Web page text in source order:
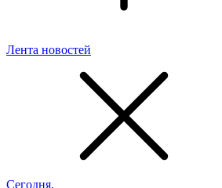
Лента новостей
Сегодня,